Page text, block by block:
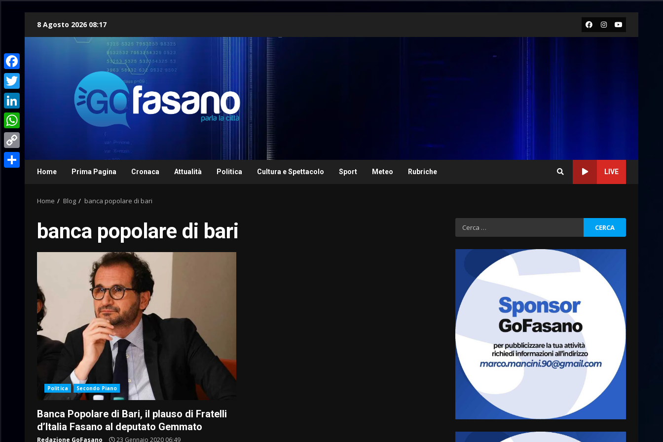
8 Agosto 2026 08:17 Facebook
Instagram
Youtube
Home Prima Pagina Cronaca Attualità Politica Cultura e Spettacolo Sport Meteo Rubriche LIVE
Home Blog banca popolare di bari
banca popolare di bari
Politica Secondo Piano
Banca Popolare di Bari, il plauso di Fratelli
d’Italia Fasano al deputato Gemmato
Redazione GoFasano 23 Gennaio 2020 06:49
Ricerca
per:
“I Contestatori: Musica di
appuntamento con “Fasano in
Banda”
7 Agosto 2026 06:05
4
US Fasano, Scianaro:
“Profonda amarezza per
esclusione dal campionato di
calcio”
7 Agosto 2026 06:00
5
Fasanese ferito a colpi di
arma da fuoco
Facebook
Twitter
LinkedIn
WhatsApp
Copy